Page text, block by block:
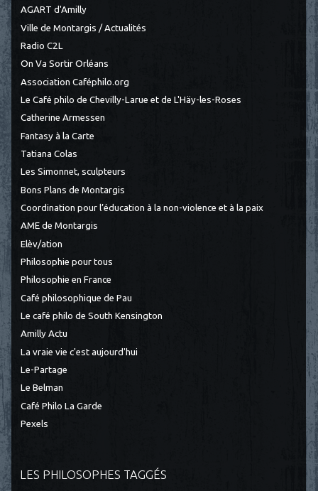
AGART d'Amilly
Ville de Montargis / Actualités
Radio C2L
On Va Sortir Orléans
Association Caféphilo.org
Le Café philo de Chevilly-Larue et de L'Häy-les-Roses
Catherine Armessen
Fantasy à la Carte
Tatiana Colas
Les Simonnet, sculpteurs
Bons Plans de Montargis
Coordination pour l’éducation à la non-violence et à la paix
AME de Montargis
Elèv/ation
Philosophie pour tous
Philosophie en France
Café philosophique de Pau
Le café philo de South Kensington
Amilly Actu
La vraie vie c'est aujourd'hui
Le-Partage
Le Belman
Café Philo La Garde
Pexels
LES PHILOSOPHES TAGGÉS